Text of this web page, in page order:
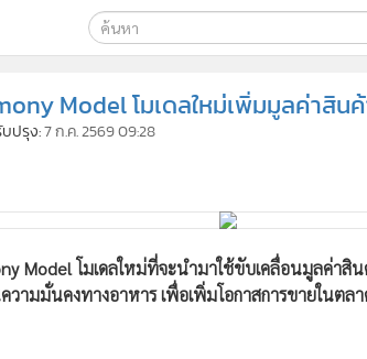
ค้นหา
Google
ค้นหาขั้นสูง
Model โมเดลใหม่เพิ่มมูลค่าสิน
ปรุง:7 ก.ค. 2569 09:28
Model โมเดลใหม่ที่จะนำมาใช้ขับเคลื่อนมูลค่าสิ
วามมั่นคงทางอาหาร เพื่อเพิ่มโอกาสการขายใน